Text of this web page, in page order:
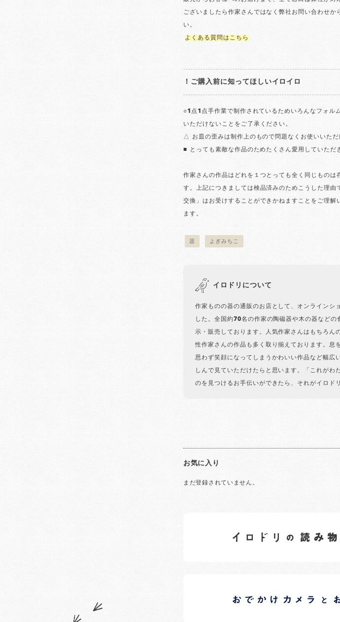
ございましたら作家さんではなく弊社お問い合わせか
い。
よくある質問はこちら
！ご購入前に知ってほしいイロイロ
○1点1点手作業で制作されているためいろんなフォル
いただけないことをご了承ください。
△ お皿の歪みは制作上のもので問題なくお使いいただ
■ とっても素敵な作品のためたくさん愛用していただ
作家さんの作品はどれを１つとっても全く同じものは
す。上記につきましては検品済みのためこうした理由
交換」はお受けすることができかねますことをご理解
ます。
器 よぎみちこ
イロドリについて
作家ものの器の通販のお店として、オンラインシ
した。全国約70名の作家の陶磁器や木の器などの
示・販売しております。人気作家さんはもちろん
性作家さんの作品も多く取り揃えております。息
思わず笑顔になってしまうかわいい作品など幅広
しんで見ていただけたらと思います。「これがわ
のを見つけるお手伝いができたら、それがイロド
お気に入り
まだ登録されていません。